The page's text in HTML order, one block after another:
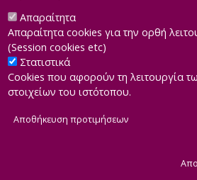
Developed byINTEROPTICS
Απαραίτητα
Απαραίτητα cookies για την ορθή
(Session cookies etc)
Στατιστικά
Cookies που αφορούν τη λειτουργία
στοιχείων του ιστότοπου.
Αποθήκευση προτιμήσεων